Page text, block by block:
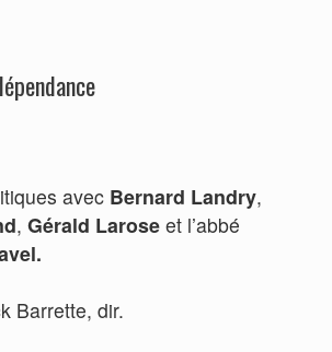
avec Bernard Landry,
, Gérald Larose et l’abbé
Barrette, dir.